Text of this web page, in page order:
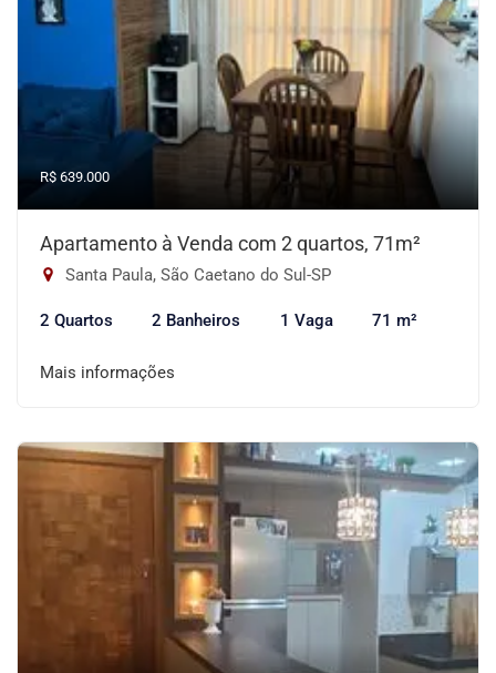
R$ 639.000
Apartamento à Venda com 2 quartos, 71m²
Santa Paula, São Caetano do Sul-SP
2 Quartos 2 Banheiros 1 Vaga 71 m²
Mais informações